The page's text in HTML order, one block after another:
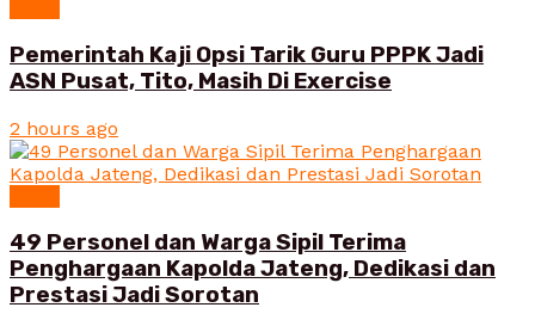
Pemerintah Kaji Opsi Tarik Guru PPPK Jadi
ASN Pusat, Tito, Masih Di Exercise
2 hours ago
49 Personel dan Warga Sipil Terima
Penghargaan Kapolda Jateng, Dedikasi dan
Prestasi Jadi Sorotan